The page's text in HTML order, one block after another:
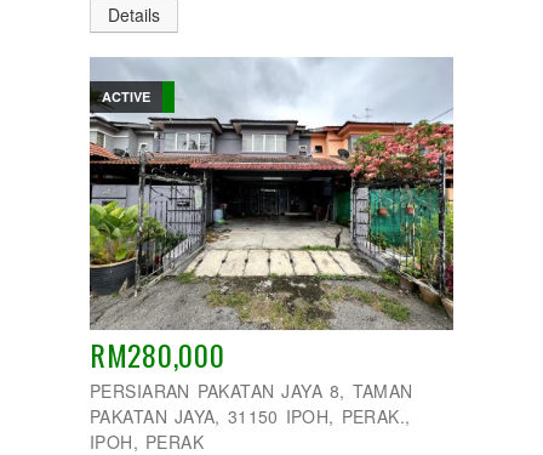
Details
ACTIVE
RM280,000
PERSIARAN PAKATAN JAYA 8, TAMAN
PAKATAN JAYA, 31150 IPOH, PERAK.,
IPOH, PERAK